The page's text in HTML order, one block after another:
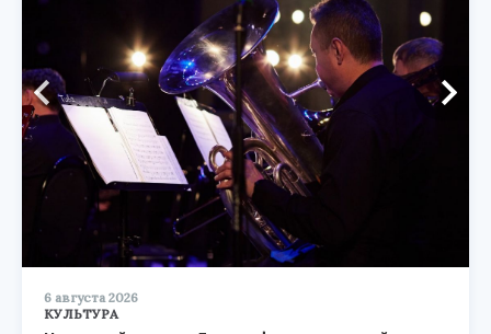
6 августа 2026
КУЛЬТУРА